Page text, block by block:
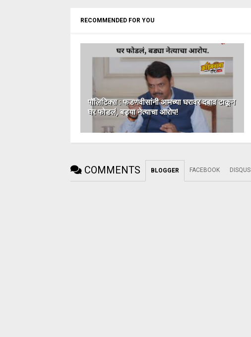
RECOMMENDED FOR YOU
पॉलिटिक्स : फडणवीसांनी आमच्या घरावर दबाव टाकून
घर फोडलं, बड्या नेत्याचा आरोप!
COMMENTS BLOGGER FACEBOOK DISQUS